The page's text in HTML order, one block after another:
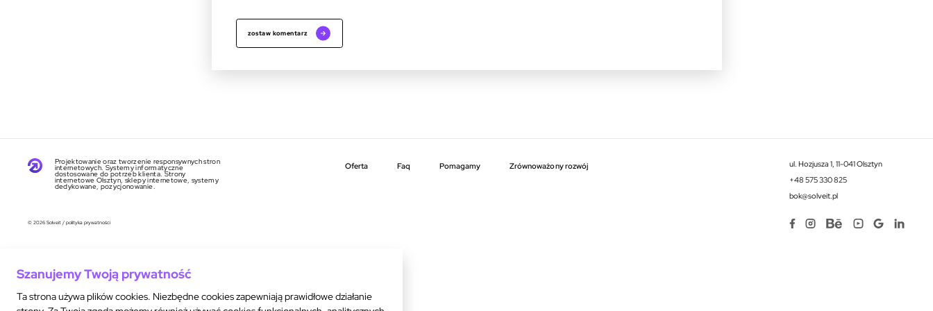
zostaw komentarz
Projektowanie oraz tworzenie responsywnych stron
internetowych. Systemy informatyczne
dostosowane do potrzeb klienta. Strony
internetowe Olsztyn, sklepy internetowe, systemy
dedykowane, pozycjonowanie.
Oferta faq pomagamy zrównoważony rozwój
ul. Hozjusza 1, 11-041 Olsztyn
+48 575 330 825
bok@solveit.pl
© 2026 Solveit / polityka prywatności
Szanujemy Twoją prywatność
Ta strona używa plików cookies. Niezbędne cookies zapewniają prawidłowe działanie